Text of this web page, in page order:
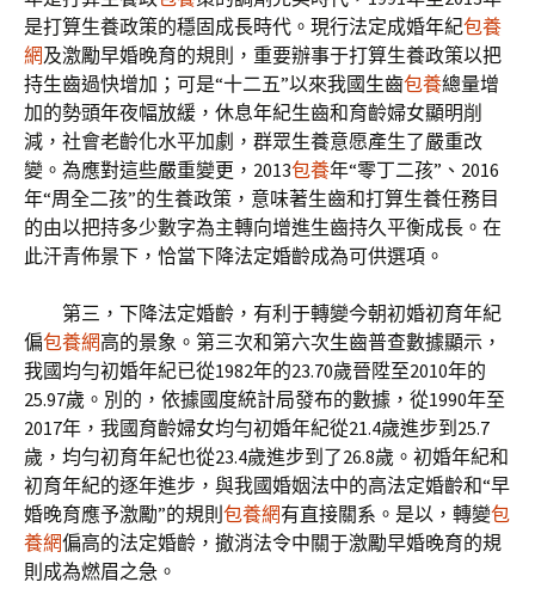
是打算生養政策的穩固成長時代。現行法定成婚年紀包養
網及激勵早婚晚育的規則，重要辦事于打算生養政策以把
持生齒過快增加；可是“十二五”以來我國生齒包養總量增
加的勢頭年夜幅放緩，休息年紀生齒和育齡婦女顯明削
減，社會老齡化水平加劇，群眾生養意愿產生了嚴重改
變。為應對這些嚴重變更，2013包養年“零丁二孩”、2016
年“周全二孩”的生養政策，意味著生齒和打算生養任務目
的由以把持多少數字為主轉向增進生齒持久平衡成長。在
此汗青佈景下，恰當下降法定婚齡成為可供選項。
第三，下降法定婚齡，有利于轉變今朝初婚初育年紀
偏包養網高的景象。第三次和第六次生齒普查數據顯示，
我國均勻初婚年紀已從1982年的23.70歲晉陞至2010年的
25.97歲。別的，依據國度統計局發布的數據，從1990年至
2017年，我國育齡婦女均勻初婚年紀從21.4歲進步到25.7
歲，均勻初育年紀也從23.4歲進步到了26.8歲。初婚年紀和
初育年紀的逐年進步，與我國婚姻法中的高法定婚齡和“早
婚晚育應予激勵”的規則 包養網有直接關系。是以，轉變包
養網偏高的法定婚齡，撤消法令中關于激勵早婚晚育的規
則成為燃眉之急。